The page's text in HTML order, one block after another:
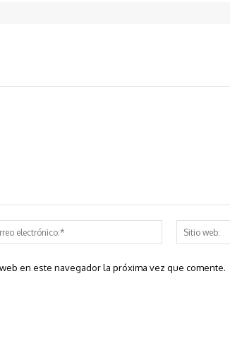
Correo
electrónico:*
en este navegador la próxima vez que comente.